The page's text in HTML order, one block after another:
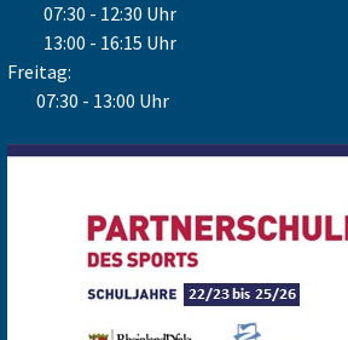
07:30 - 12:30 Uhr
13:00 - 16:15 Uhr
Freitag:
07:30 - 13:00 Uhr